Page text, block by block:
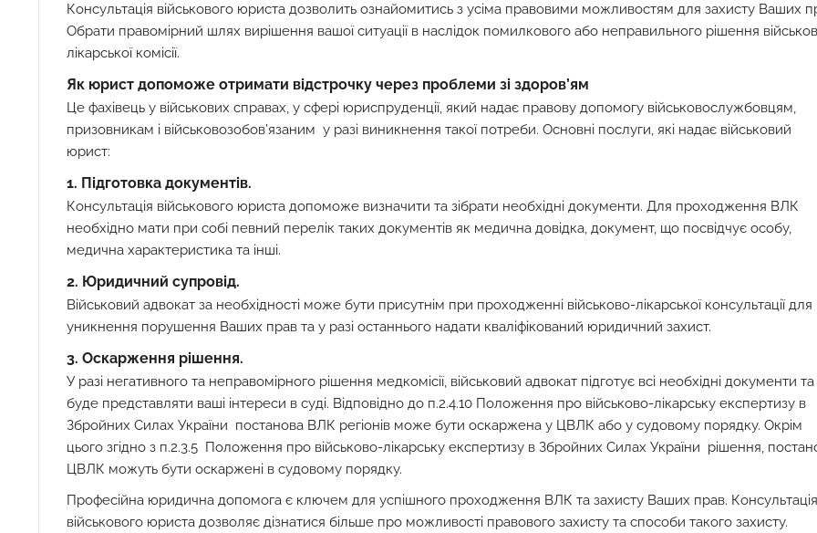
Консультація військового юриста дозволить ознайомитись з усіма правовими можливостям для захисту Ваших
Обрати правомірний шлях вирішення вашої ситуації в наслідок помилкового або неправильного рішення
лікарської комісії.
Як юрист допоможе отримати відстрочку через проблеми зі здоров’ям
Це фахівець у військових справах, у сфері юриспруденції, який надає правову допомогу військовослужбовцям,
призовникам і військовозобов’язаним у разі виникнення такої потреби. Основні послуги, які надає військовий
юрист:
1. Підготовка документів.
Консультація військового юриста допоможе визначити та зібрати необхідні документи. Для проходження ВЛК
необхідно мати при собі певний перелік таких документів як медична довідка, документ, що посвідчує особу,
медична характеристика та інші.
2. Юридичний супровід.
Військовий адвокат за необхідності може бути присутнім при проходженні військово-лікарської консультації для
уникнення порушення Ваших прав та у разі останнього надати кваліфікований юридичний захист.
3. Оскарження рішення.
У разі негативного та неправомірного рішення медкомісії, військовий адвокат підготує всі необхідні документи та
буде представляти ваші інтереси в суді. Відповідно до п.2.4.10 Положення про військово-лікарську експертизу в
Збройних Силах України постанова ВЛК регіонів може бути оскаржена у ЦВЛК або у судовому порядку. Окрім
цього згідно з п.2.3.5 Положення про військово-лікарську експертизу в Збройних Силах України рішення,
ЦВЛК можуть бути оскаржені в судовому порядку.
Професійна юридична допомога є ключем для успішного проходження ВЛК та захисту Ваших прав. Консультація
військового юриста дозволяє дізнатися більше про можливості правового захисту та способи такого захисту.